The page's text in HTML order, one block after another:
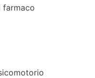
farmaco